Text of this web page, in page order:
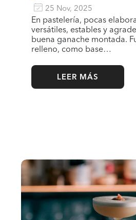
25 Nov, 2025
En pastelería, pocas
versátiles, estables y
buena ganache montada.
relleno, como base…
LEER MÁS